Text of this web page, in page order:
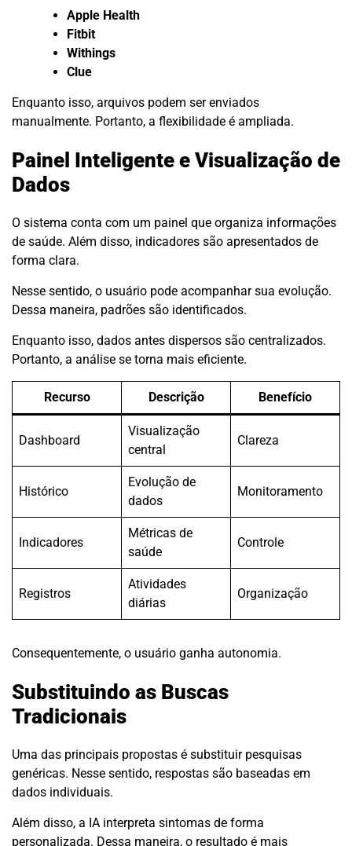
Apple Health
Fitbit
Withings
Clue
Enquanto isso, arquivos podem ser enviados
manualmente. Portanto, a flexibilidade é ampliada.
Painel Inteligente e Visualização de
Dados
O sistema conta com um painel que organiza informações
de saúde. Além disso, indicadores são apresentados de
forma clara.
Nesse sentido, o usuário pode acompanhar sua evolução.
Dessa maneira, padrões são identificados.
Enquanto isso, dados antes dispersos são centralizados.
Portanto, a análise se torna mais eficiente.
Recurso Descrição Benefício
Dashboard
Visualização
central
Clareza
Histórico
Evolução de
dados
Monitoramento
Indicadores
Métricas de
saúde
Controle
Registros
Atividades
diárias
Organização
Consequentemente, o usuário ganha autonomia.
Substituindo as Buscas
Tradicionais
Uma das principais propostas é substituir pesquisas
genéricas. Nesse sentido, respostas são baseadas em
dados individuais.
Além disso, a IA interpreta sintomas de forma
personalizada. Dessa maneira, o resultado é mais